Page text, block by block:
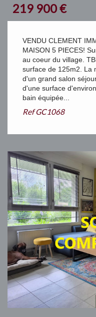
219 900€
VENDU CLEMENT
MAISON 5 PIECES!
au coeur du village.
surface de 125m2. La
d'un grand salon
d'une surface
bain équipée...
RefGC1068